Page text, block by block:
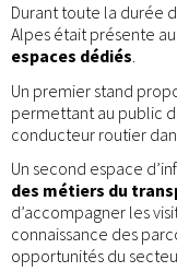
Durant toute la durée
Alpes était présente
espaces dédiés.
Un premier stand
permettant au public
conducteur routier
Un second espace
des métiers du
d’accompagner les
connaissance des
opportunités du